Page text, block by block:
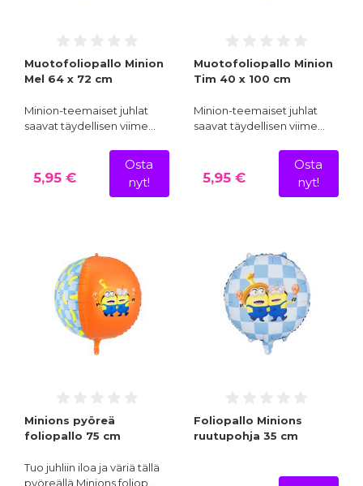
Muotofoliopallo Minion
Mel 64 x 72 cm
Minion-teemaiset juhlat
saavat täydellisen viime…
5,95 €
Osta
nyt!
Muotofoliopallo Minion
Tim 40 x 100 cm
Minion-teemaiset juhlat
saavat täydellisen viime…
5,95 €
Osta
nyt!
Minions pyöreä
foliopallo 75 cm
Tuo juhliin iloa ja väriä tällä
pyöreällä Minions foliop…
Foliopallo Minions
ruutupohja 35 cm